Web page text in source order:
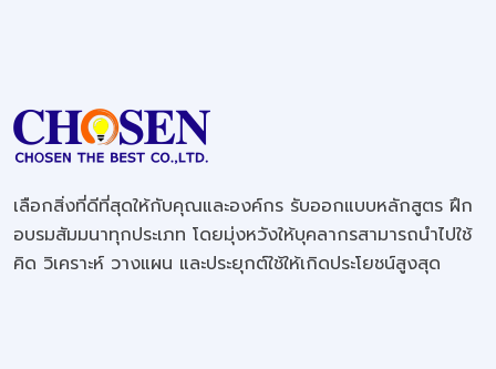
เลือกสิ่งที่ดีที่สุดให้กับคุณและองค์กร รับออกแบบหลักสูตร ฝึก
อบรมสัมมนาทุกประเภท โดยมุ่งหวังให้บุคลากรสามารถนำไปใช้
คิด วิเคราะห์ วางแผน และประยุกต์ใช้ให้เกิดประโยชน์สูงสุด